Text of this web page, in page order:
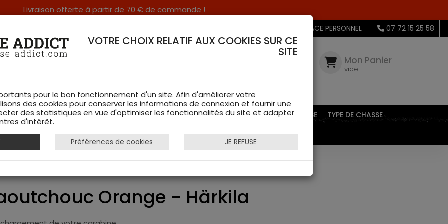
Livraison offerte à partir de 70 € de commande !
DANS LES VOSGES & SUR INTERNET MON ESPACE PERSONNEL 07 72 15 25 58
Mon Panier
vide
DE CHASSE RAYON FEMME CHAUSSURES ACCESSOIRES EQUIPEMENTS DE CHASSE
TYPE DE CHASSE
caoutchouc Orange - Härkila
Orange - Härkila
VOTRE CHOIX RELATIF AUX COOKIES SUR CE
SITE
pour le bon fonctionnement d'un site. Afin d'améliorer votre
des cookies pour conserver les informations de connexion et fournir une
des statistiques en vue d'optimiser les fonctionnalités du site et adapter
d'intérêt.
Préférences de cookies JE REFUSE